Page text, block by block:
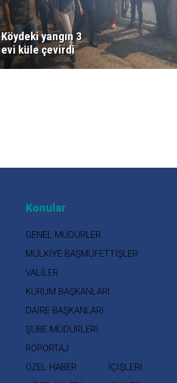
Köydeki yangın 3
evi küle çevirdi
Konular
GENEL MÜDÜRLER
MÜLKİYE BAŞMÜFETTİŞLER
VALİLER
KURUM BAŞKANLARI
DAİRE BAŞKANLARI
ŞUBE MÜDÜRLERİ
RÖPORTAJ
ÖZEL HABER
İÇİŞLERİ
BAKANI